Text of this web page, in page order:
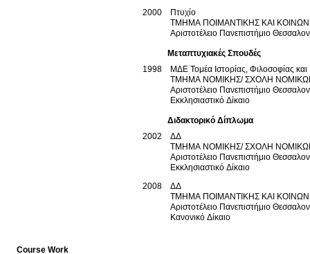
2000
Πτυχίο
ΤΜΗΜΑ ΠΟΙΜΑΝΤΙΚΗΣ ΚΑΙ
Αριστοτέλειο Πανεπιστήμιο
Μεταπτυχιακές Σπουδές
1998
ΜΔΕ Τομέα Ιστορίας, Φιλοσοφίας και
ΤΜΗΜΑ ΝΟΜΙΚΗΣ/
Αριστοτέλειο Πανεπιστήμιο
Εκκλησιαστικό Δίκαιο
Διδακτορικό Δίπλωμα
2002
ΔΔ
ΤΜΗΜΑ ΝΟΜΙΚΗΣ/
Αριστοτέλειο Πανεπιστήμιο
Εκκλησιαστικό Δίκαιο
2008
ΔΔ
ΤΜΗΜΑ ΠΟΙΜΑΝΤΙΚΗΣ ΚΑΙ
Αριστοτέλειο Πανεπιστήμιο
Κανονικό Δίκαιο
Course Work